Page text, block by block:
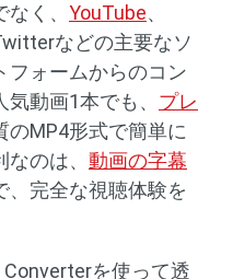
く、 YouTube、
などの主要なソ
フォームからのコン
動画1本でも、 プレ
のMP4形式で簡単に
のは、 動画の字幕
、完全な視聴体験を
を使って透